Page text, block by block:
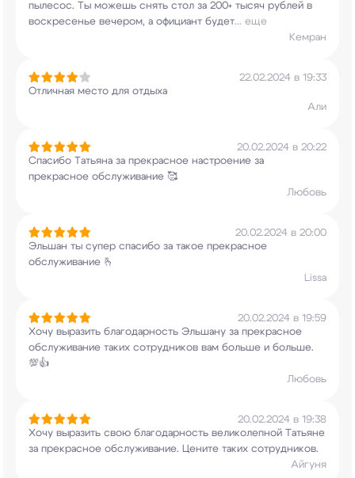
пылесос. Ты можешь снять стол за 200+ тысяч рублей в
воскресенье вечером, а официант будет... еще
Кемран
22.02.2024 в 19:33
Отличная место для отдыха
Али
20.02.2024 в 20:22
Спасибо Татьяна за прекрасное настроение за
прекрасное обслуживание 🥰
Любовь
20.02.2024 в 20:00
Эльшан ты супер спасибо за такое прекрасное
обслуживание 🫰
Lissa
20.02.2024 в 19:59
Хочу выразить благодарность Эльшану за прекрасное
обслуживание таких сотрудников вам больше и больше.
💯👍
Любовь
20.02.2024 в 19:38
Хочу выразить свою благодарность великолепной Татьяне
за прекрасное обслуживание. Цените таких сотрудников.
Айгуня